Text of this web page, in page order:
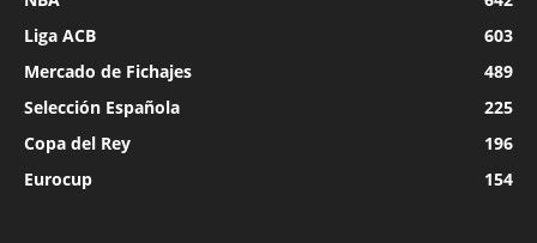
Liga ACB
603
Mercado de Fichajes
489
Selección Española
225
Copa del Rey
196
Eurocup
154